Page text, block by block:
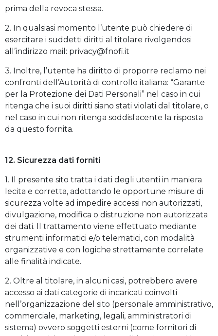
prima della revoca stessa.
2. In qualsiasi momento l’utente può chiedere di
esercitare i suddetti diritti al titolare rivolgendosi
all’indirizzo mail: privacy@fnofi.it
3. Inoltre, l’utente ha diritto di proporre reclamo nei
confronti dell’Autorità di controllo italiana: “Garante
per la Protezione dei Dati Personali” nel caso in cui
ritenga che i suoi diritti siano stati violati dal titolare, o
nel caso in cui non ritenga soddisfacente la risposta
da questo fornita.
12. Sicurezza dati forniti
1. Il presente sito tratta i dati degli utenti in maniera
lecita e corretta, adottando le opportune misure di
sicurezza volte ad impedire accessi non autorizzati,
divulgazione, modifica o distruzione non autorizzata
dei dati. Il trattamento viene effettuato mediante
strumenti informatici e/o telematici, con modalità
organizzative e con logiche strettamente correlate
alle finalità indicate.
2. Oltre al titolare, in alcuni casi, potrebbero avere
accesso ai dati categorie di incaricati coinvolti
nell’organizzazione del sito (personale amministrativo,
commerciale, marketing, legali, amministratori di
sistema) ovvero soggetti esterni (come fornitori di